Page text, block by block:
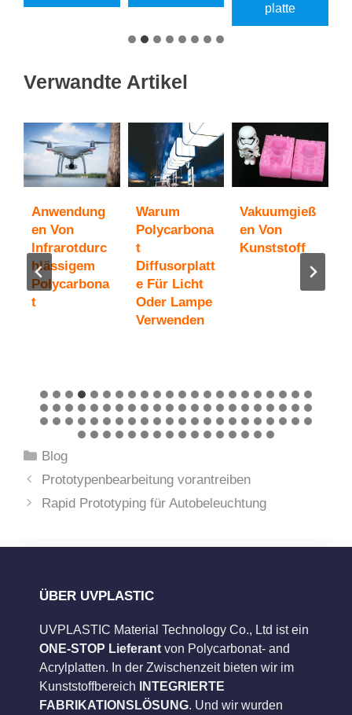
Platte
Verwandte Artikel
Anwendung
En Von
Infrarotdurc
Hlässigem
Polycarbona
T
Warum
Polycarbona
T
Diffusorplatt
E Für Licht
Oder Lampe
Verwenden
Vakuumgieß
En Von
Kunststoff
Kategorien
Blog
Prototypenbearbeitung vorantreiben
Rapid Prototyping für Autobeleuchtung
ÜBER UVPLASTIC
UVPLASTIC Material Technology Co., Ltd ist ein
ONE-STOP Lieferant von Polycarbonat- and
Acrylplatten. In der Zwischenzeit bieten wir im
Kunststoffbereich
INTEGRIERTE
FABRIKATIONSLÖSUNG. Und wir wurden